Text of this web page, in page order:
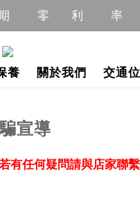
零        利          率
零        利          率
優         惠         中
免         運         中
養 關於我們 交通
宣導
任何疑問請與店家聯繫